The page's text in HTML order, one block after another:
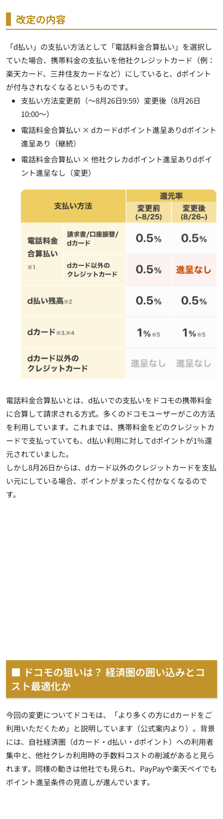
改定の内容
「d払い」の支払い方法として「電話料金合算払い」を選択し
ていた場合、携帯料金の支払いを他社クレジットカード（例：
楽天カード、三井住友カードなど）にしていると、dポイント
が付与されなくなるというものです。
支払い方法変更前（～8月26日9:59）変更後（8月26日
10:00～）
電話料金合算払い × dカードdポイント進呈ありdポイント
進呈あり（継続）
電話料金合算払い × 他社クレカdポイント進呈ありdポイ
ント進呈なし（変更）
電話料金合算払いとは、d払いでの支払いをドコモの携帯料金
に合算して請求される方式。多くのドコモユーザーがこの方法
を利用しています。これまでは、携帯料金をどのクレジットカ
ードで支払っていても、d払い利用に対してdポイントが1％還
元されていました。
しかし8月26日からは、dカード以外のクレジットカードを支払
い元にしている場合、ポイントがまったく付かなくなるので
す。
■ ドコモの狙いは？ 経済圏の囲い込みとコ
スト最適化か
今回の変更についてドコモは、「より多くの方にdカードをご
利用いただくため」と説明しています（公式案内より）。背景
には、自社経済圏（dカード・d払い・dポイント）への利用者
集中と、他社クレカ利用時の手数料コストの削減があると見ら
れます。同様の動きは他社でも見られ、PayPayや楽天ペイでも
ポイント進呈条件の見直しが進んでいます。